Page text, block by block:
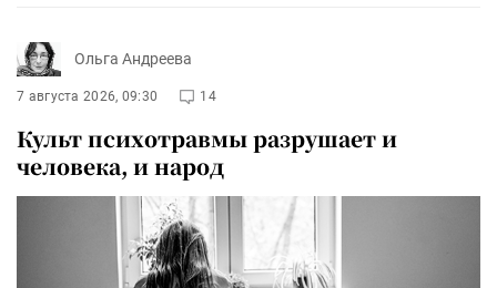
Ольга Андреева
7 августа 2026, 09:30 14
Культ психотравмы разрушает и
человека, и народ